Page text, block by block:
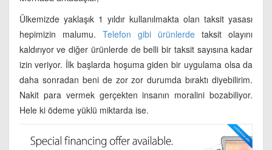
Ülkemizde yaklaşık 1 yıldır kullanılmakta olan taksit yasası
hepimizin malumu. Telefon gibi ürünlerde taksit olayını
kaldırıyor ve diğer ürünlerde de belli bir taksit sayısına kadar
izin veriyor. İlk başlarda hoşuma giden bir uygulama olsa da
daha sonradan beni de zor zor durumda bıraktı diyebilirim.
Nakit para vermek gerçekten insanın moralini bozabiliyor.
Hele ki ödeme yüklü miktarda ise.